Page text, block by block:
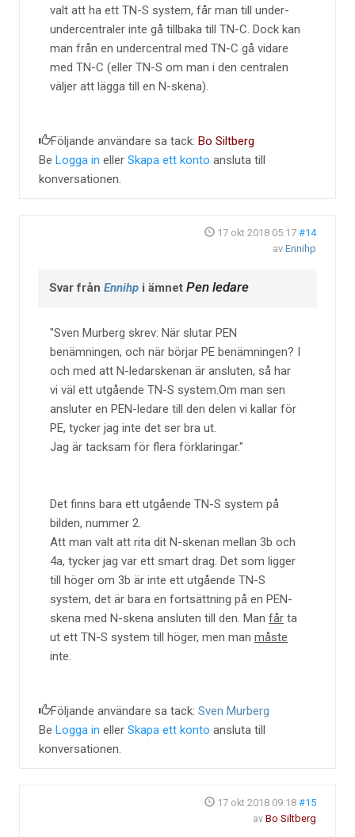
valt att ha ett TN-S system, får man till under-
undercentraler inte gå tillbaka till TN-C. Dock kan
man från en undercentral med TN-C gå vidare
med TN-C (eller TN-S om man i den centralen
väljer att lägga till en N-skena).
Följande användare sa tack: Bo Siltberg
Be Logga in eller Skapa ett konto ansluta till
konversationen.
17 okt 2018 05:17 #14
av Ennihp
Svar från Ennihp i ämnet Pen ledare
Sven Murberg skrev: När slutar PEN
benämningen, och när börjar PE benämningen? I
och med att N-ledarskenan är ansluten, så har
vi väl ett utgående TN-S system.Om man sen
ansluter en PEN-ledare till den delen vi kallar för
PE, tycker jag inte det ser bra ut.
Jag är tacksam för flera förklaringar.
Det finns bara ett utgående TN-S system på
bilden, nummer 2.
Att man valt att rita dit N-skenan mellan 3b och
4a, tycker jag var ett smart drag. Det som ligger
till höger om 3b är inte ett utgående TN-S
system, det är bara en fortsättning på en PEN-
skena med N-skena ansluten till den. Man får ta
ut ett TN-S system till höger, men man måste
inte.
Följande användare sa tack: Sven Murberg
Be Logga in eller Skapa ett konto ansluta till
konversationen.
17 okt 2018 09:18 #15
av Bo Siltberg